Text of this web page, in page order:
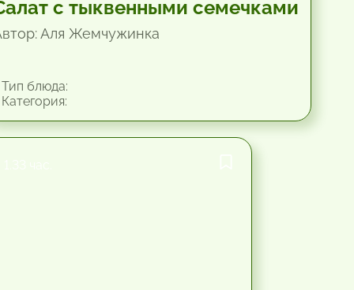
с тыквенными семечками
Аля Жемчужинка
блюда: